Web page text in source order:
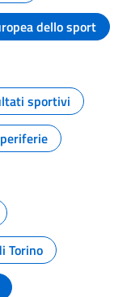
dello sport
sportivi
Torino